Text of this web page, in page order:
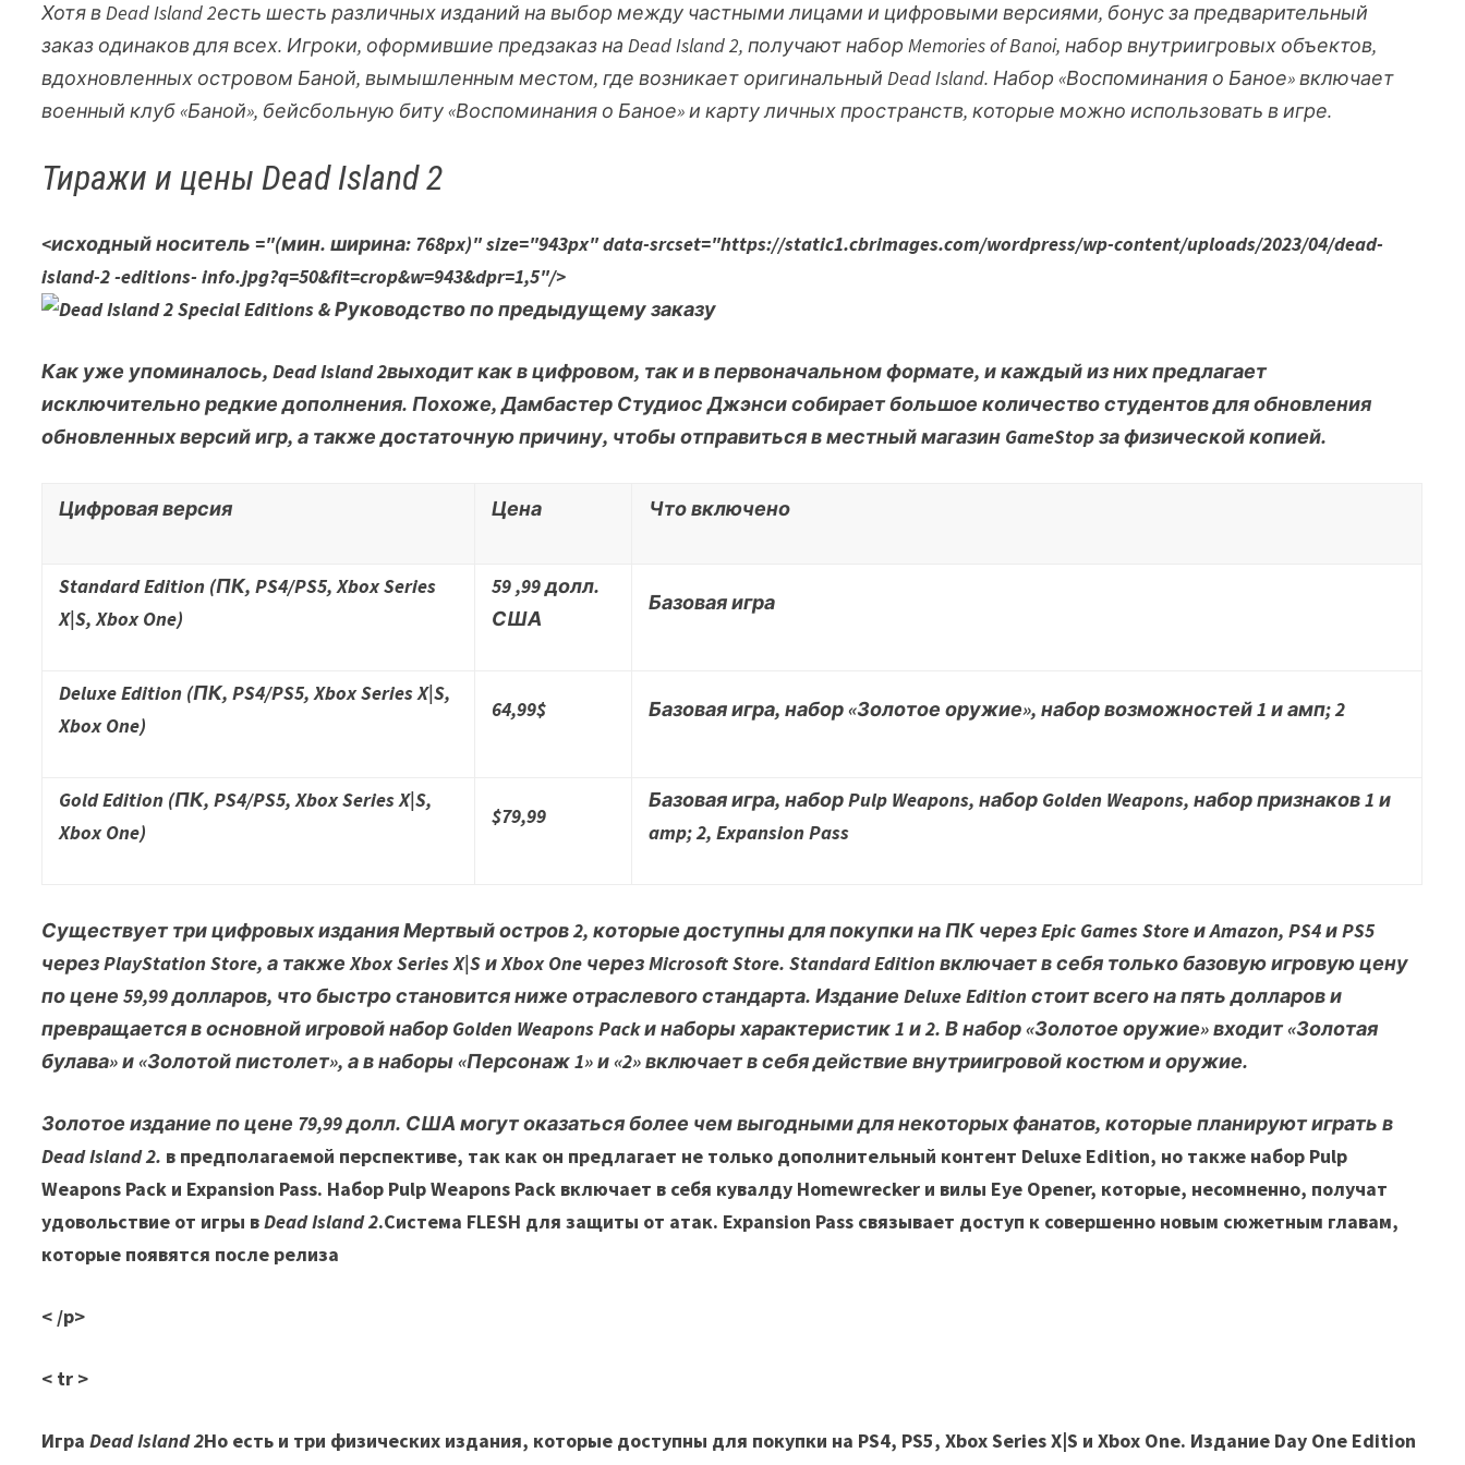
Хотя вDead Island 2есть шесть различных изданий на выбор между частными лицами и цифровыми версиями, бонус за предварительный
заказ одинаков для всех. Игроки, оформившие предзаказ наDead Island 2, получают набор Memories of Banoi, набор внутриигровых объектов,
вдохновленных островом Баной, вымышленным местом, где возникает оригинальныйDead Island. Набор «Воспоминания о Баное» включает
военный клуб «Баной», бейсбольную биту «Воспоминания о Баное» и карту личных пространств, которые можно использовать в игре.
Тиражи и цены Dead Island 2
<исходный носитель ="(мин. ширина: 768px)" size="943px" data-srcset="https://static1.cbrimages.com/wordpress/wp-content/uploads/2023/04/dead-
island-2 -editions- info.jpg?q=50&fit=crop&w=943&dpr=1,5"/>
Как уже упоминалось,Dead Island 2выходит как в цифровом, так и в первоначальном формате, и каждый из них предлагает
исключительно редкие дополнения. Похоже, Дамбастер Студиос Джэнси собирает большое количество студентов для обновления
обновленных версий игр, а также достаточную причину, чтобы отправиться в местный магазин GameStop за физической копией.
Цифровая версия Цена Что включено
Standard Edition (ПК, PS4/PS5, Xbox Series
X|S, Xbox One)
59 ,99 долл.
США
Базовая игра
Deluxe Edition (ПК, PS4/PS5, Xbox Series X|S,
Xbox One)
64,99$ Базовая игра, набор «Золотое оружие», набор возможностей 1 и амп; 2
Gold Edition (ПК, PS4/PS5, Xbox Series X|S,
Xbox One)
$79,99
Базовая игра, набор Pulp Weapons, набор Golden Weapons, набор признаков 1 и
amp; 2, Expansion Pass
Существует три цифровых изданияМертвый остров 2, которые доступны для покупки на ПК через Epic Games Store и Amazon, PS4 и PS5
через PlayStation Store, а также Xbox Series X|S и Xbox One через Microsoft Store. Standard Edition включает в себя только базовую игровую цену
по цене 59,99 долларов, что быстро становится ниже отраслевого стандарта. Издание Deluxe Edition стоит всего на пять долларов и
превращается в основной игровой набор Golden Weapons Pack и наборы характеристик 1 и 2. В набор «Золотое оружие» входит «Золотая
булава» и «Золотой пистолет», а в наборы «Персонаж 1» и «2» включает в себя действие внутриигровой костюм и оружие.
Золотое издание по цене 79,99 долл. США могут оказаться более чем выгодными для некоторых фанатов, которые планируют играть в
Dead Island 2. в предполагаемой перспективе, так как он предлагает не только дополнительный контент Deluxe Edition, но также набор Pulp
Weapons Pack и Expansion Pass. Набор Pulp Weapons Pack включает в себя кувалду Homewrecker и вилы Eye Opener, которые, несомненно, получат
удовольствие от игры вDead Island 2.Система FLESH для защиты от атак. Expansion Pass связывает доступ к совершенно новым сюжетным главам,
которые появятся после релиза
< /p>
< tr >
ИграDead Island 2Но есть и три физических издания, которые доступны для покупки на PS4, PS5, Xbox Series X|S и Xbox One. Издание Day One Edition